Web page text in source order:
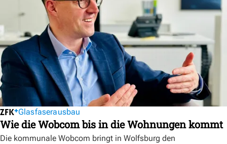
Glasfaserausbau
Wie die Wobcom bis in die Wohnungen kommt
Die kommunale Wobcom bringt in Wolfsburg den